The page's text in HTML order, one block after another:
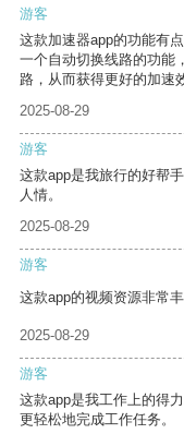
游客
这款加速器app的功能有
一个自动切换线路的功能
路，从而获得更好的加速
2025-08-29
游客
这款app是我旅行的好帮
人情。
2025-08-29
游客
这款app的视频资源非常
2025-08-29
游客
这款app是我工作上的得
更轻松地完成工作任务。